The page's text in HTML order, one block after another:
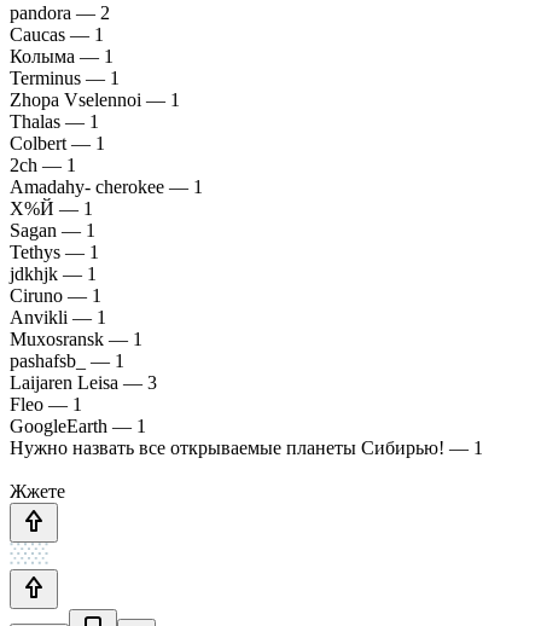
pandora — 2
Caucas — 1
Колыма — 1
Terminus — 1
Zhopa Vselennoi — 1
Thalas — 1
Colbert — 1
2ch — 1
Amadahy- cherokee — 1
Х%Й — 1
Sagan — 1
Tethys — 1
jdkhjk — 1
Ciruno — 1
Anvikli — 1
Muxosransk — 1
pashafsb_ — 1
Laijaren Leisa — 3
Fleo — 1
GoogleEarth — 1
Нужно назвать все открываемые планеты Сибирью! — 1
Жжете